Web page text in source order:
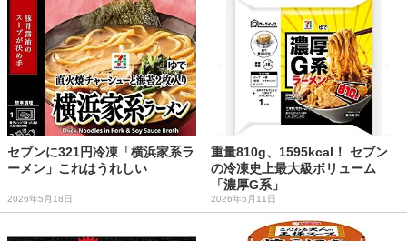
セブンに321円冷凍「横浜家系ラ
ーメン」これはうれしい
2026年5月18日
重量810g、1595kcal！ セブン
の冷凍史上最大級ボリューム
「濃厚G系」
2026年5月11日